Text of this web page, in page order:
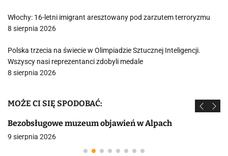
Włochy: 16-letni imigrant aresztowany pod zarzutem terroryzmu
8 sierpnia 2026
Polska trzecia na świecie w Olimpiadzie Sztucznej Inteligencji.
Wszyscy nasi reprezentanci zdobyli medale
8 sierpnia 2026
MOŻE CI SIĘ SPODOBAĆ:
Bezobsługowe muzeum objawień w Alpach
9 sierpnia 2026